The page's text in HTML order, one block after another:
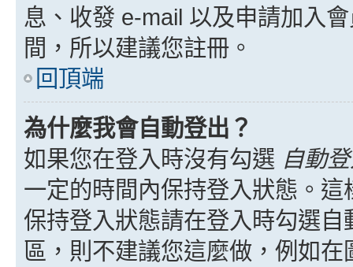
息、收發 e-mail 以及申請加入
間，所以建議您註冊。
回頂端
為什麼我會自動登出？
如果您在登入時沒有勾選 自動
一定的時間內保持登入狀態。
保持登入狀態請在登入時勾選
區，則不建議您這麼做，例如